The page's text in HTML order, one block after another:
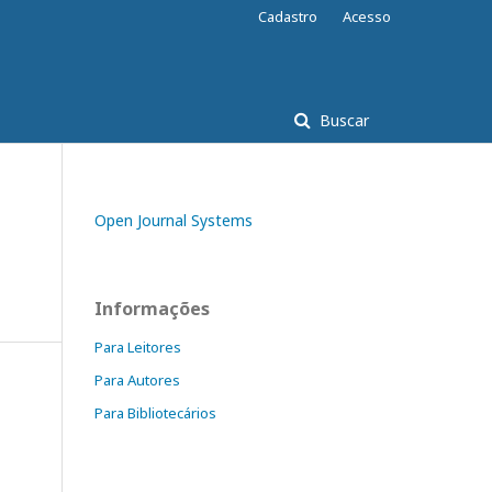
Buscar
Cadastro Acesso
Open Journal Systems
Informações
Para Leitores
Para Autores
Para Bibliotecários